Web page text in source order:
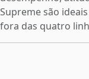
Supreme são
fora das quatro